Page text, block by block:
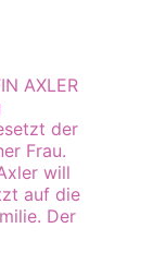
AXLER
der
Frau.
will
auf die
Der